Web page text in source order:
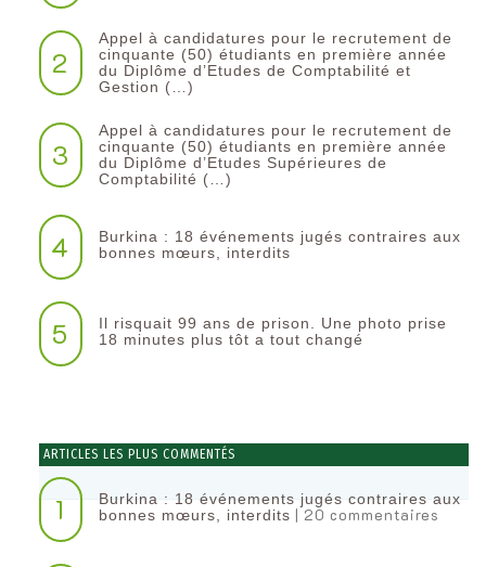
2
Appel à candidatures pour le recrutement de
cinquante (50) étudiants en première année
du Diplôme d’Etudes de Comptabilité et
Gestion (…)
3
Appel à candidatures pour le recrutement de
cinquante (50) étudiants en première année
du Diplôme d’Etudes Supérieures de
Comptabilité (…)
4
Burkina : 18 événements jugés contraires aux
bonnes mœurs, interdits
5
Il risquait 99 ans de prison. Une photo prise
18 minutes plus tôt a tout changé
ARTICLES LES PLUS COMMENTÉS
1
Burkina : 18 événements jugés contraires aux
bonnes mœurs, interdits | 20 commentaires